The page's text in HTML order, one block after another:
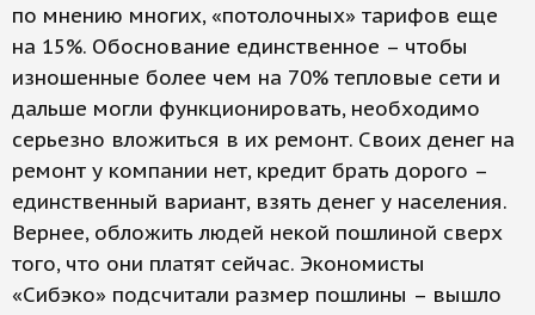
по мнению многих, «потолочных» тарифов еще
на 15%. Обоснование единственное – чтобы
изношенные более чем на 70% тепловые сети и
дальше могли функционировать, необходимо
серьезно вложиться в их ремонт. Своих денег на
ремонт у компании нет, кредит брать дорого –
единственный вариант, взять денег у населения.
Вернее, обложить людей некой пошлиной сверх
того, что они платят сейчас. Экономисты
«Сибэко» подсчитали размер пошлины – вышло